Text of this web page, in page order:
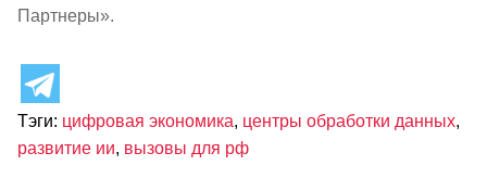
Партнеры».
Тэги: цифровая экономика, центры обработки данных,
развитие ии, вызовы для рф